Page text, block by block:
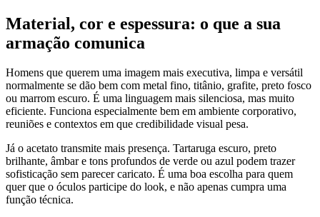
Material, cor e espessura: o que a sua
armação comunica
Homens que querem uma imagem mais executiva, limpa e versátil
normalmente se dão bem com metal fino, titânio, grafite, preto fosco
ou marrom escuro. É uma linguagem mais silenciosa, mas muito
eficiente. Funciona especialmente bem em ambiente corporativo,
reuniões e contextos em que credibilidade visual pesa.
Já o acetato transmite mais presença. Tartaruga escuro, preto
brilhante, âmbar e tons profundos de verde ou azul podem trazer
sofisticação sem parecer caricato. É uma boa escolha para quem
quer que o óculos participe do look, e não apenas cumpra uma
função técnica.